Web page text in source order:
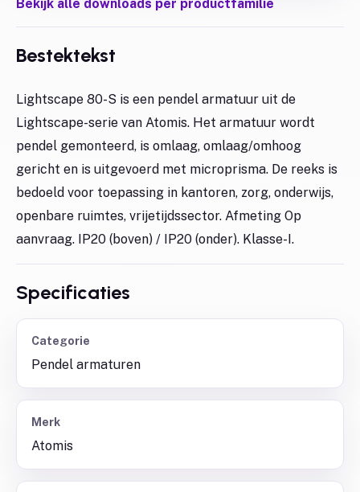
Bekijk alle downloads per productfamilie
Bestektekst
Lightscape 80-S is een pendel armatuur uit de
Lightscape-serie van Atomis. Het armatuur wordt
pendel gemonteerd, is omlaag, omlaag/omhoog
gericht en is uitgevoerd met microprisma. De reeks is
bedoeld voor toepassing in kantoren, zorg, onderwijs,
openbare ruimtes, vrijetijdssector. Afmeting Op
aanvraag. IP20 (boven) / IP20 (onder). Klasse-I.
Specificaties
Categorie
Pendel armaturen
Merk
Atomis